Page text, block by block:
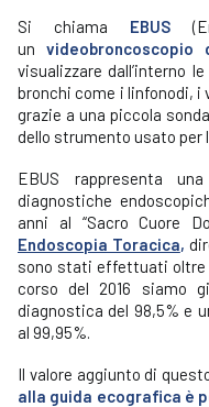
Si chiama EBUS
un
visualizzare dall’interno
bronchi come i linfonodi, i
grazie a una piccola
dello strumento usato per
EBUS rappresenta
diagnostiche
anni al “Sacro Cuore
Endoscopia Toracica,
sono stati effettuati oltre
corso del 2016 siamo
diagnostica del 98,5% e
al 99,95%.
Il valore aggiunto di
alla guida ecografica è